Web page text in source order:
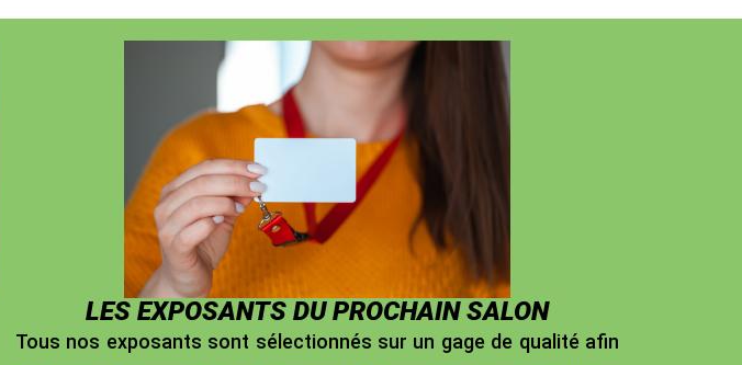
LES EXPOSANTS DU PROCHAIN SALON
Tous nos exposants sont sélectionnés sur un gage de qualité afin